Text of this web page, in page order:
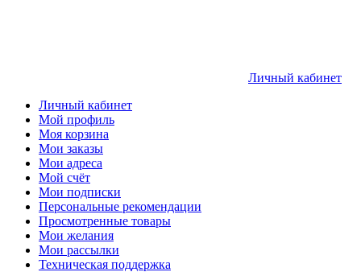
Личный кабинет
Личный кабинет
Мой профиль
Моя корзина
Мои заказы
Мои адреса
Мой счёт
Мои подписки
Персональные рекомендации
Просмотренные товары
Мои желания
Мои рассылки
Техническая поддержка